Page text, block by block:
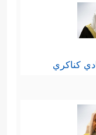
كناكري